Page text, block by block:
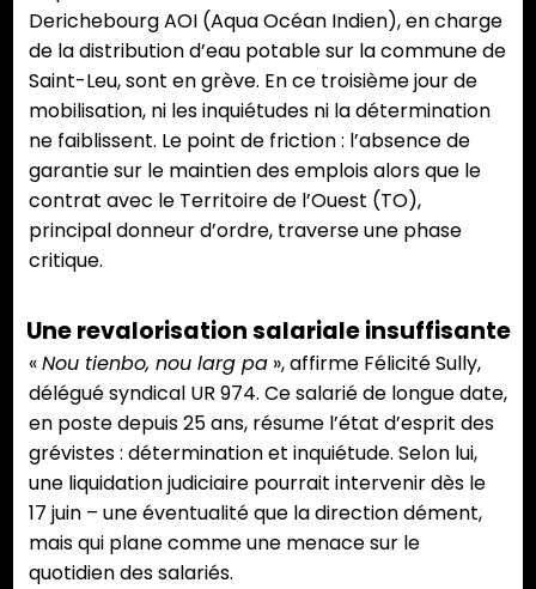
Derichebourg AOI (Aqua Océan Indien), en charge
de la distribution d’eau potable sur la commune de
Saint-Leu, sont en grève. En ce troisième jour de
mobilisation, ni les inquiétudes ni la détermination
ne faiblissent. Le point de friction : l’absence de
garantie sur le maintien des emplois alors que le
contrat avec le Territoire de l’Ouest (TO),
principal donneur d’ordre, traverse une phase
critique.
Une revalorisation salariale insuffisante
«Nou tienbo, nou larg pa », affirme Félicité Sully,
délégué syndical UR 974. Ce salarié de longue date,
en poste depuis 25 ans, résume l’état d’esprit des
grévistes : détermination et inquiétude. Selon lui,
une liquidation judiciaire pourrait intervenir dès le
17 juin – une éventualité que la direction dément,
mais qui plane comme une menace sur le
quotidien des salariés.